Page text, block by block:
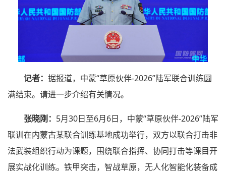
记者： 据报道，中蒙“草原伙伴-2026”陆军联合训练圆
满结束。请进一步介绍有关情况。
张晓刚： 5月30日至6月6日，中蒙“草原伙伴-2026”陆军
联训在内蒙古某联合训练基地成功举行，双方以联合打击非
法武装组织行动为课题，围绕联合指挥、协同打击等课目开
展实战化训练。铁甲突击，智战草原，无人化智能化装备成